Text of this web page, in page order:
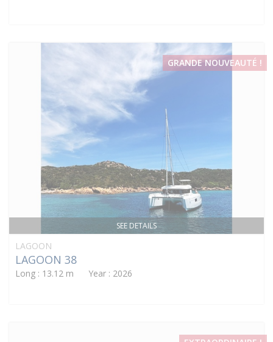
SEE DETAILS
GRANDE NOUVEAUTÉ !
LAGOON
LAGOON 38
Long : 13.12 m Year : 2026